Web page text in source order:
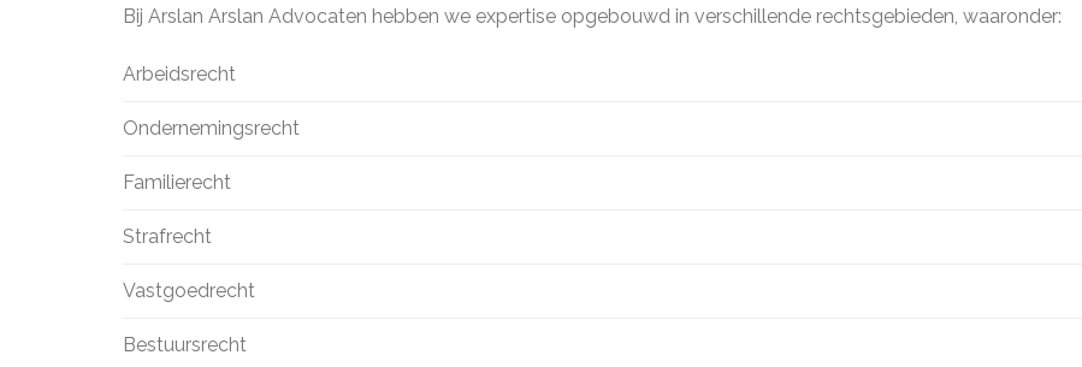
Bij Arslan Arslan Advocaten hebben we expertise opgebouwd in verschillende rechtsgebieden, waaronder:
Arbeidsrecht
Ondernemingsrecht
Familierecht
Strafrecht
Vastgoedrecht
Bestuursrecht